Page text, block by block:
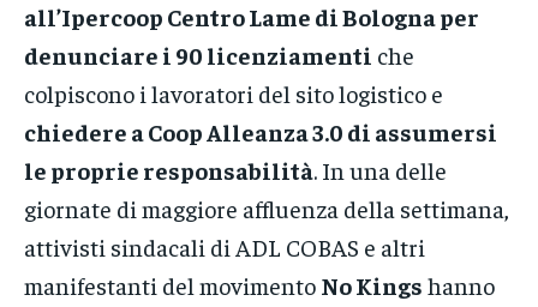
all’Ipercoop Centro Lame di Bologna per
denunciare i 90 licenziamenti che
colpiscono i lavoratori del sito logistico e
chiedere a Coop Alleanza 3.0 di assumersi
le proprie responsabilità. In una delle
giornate di maggiore affluenza della settimana,
attivisti sindacali di ADL COBAS e altri
manifestanti del movimento No Kings hanno